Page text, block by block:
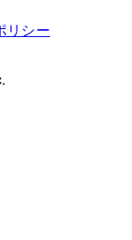
リシー